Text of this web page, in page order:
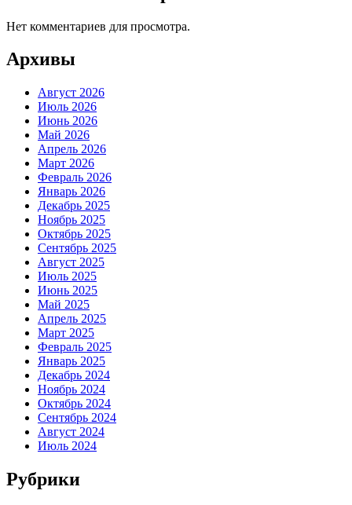
Нет комментариев для просмотра.
Архивы
Август 2026
Июль 2026
Июнь 2026
Май 2026
Апрель 2026
Март 2026
Февраль 2026
Январь 2026
Декабрь 2025
Ноябрь 2025
Октябрь 2025
Сентябрь 2025
Август 2025
Июль 2025
Июнь 2025
Май 2025
Апрель 2025
Март 2025
Февраль 2025
Январь 2025
Декабрь 2024
Ноябрь 2024
Октябрь 2024
Сентябрь 2024
Август 2024
Июль 2024
Рубрики